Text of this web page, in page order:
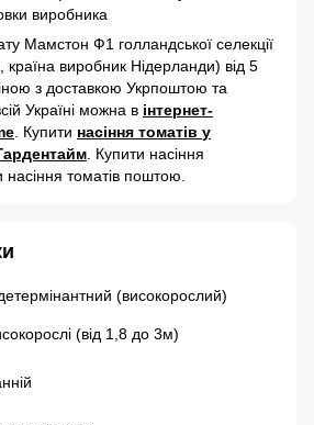
виробника
Мамстон Ф1 голландської селекції
виробник Нідерланди) від 5
з доставкою Укрпоштою та
Україні можна в інтернет-
. Купити насіння томатів у
. Купити насіння
насіння томатів поштою.
(високорослий)
(від 1,8 до 3м)